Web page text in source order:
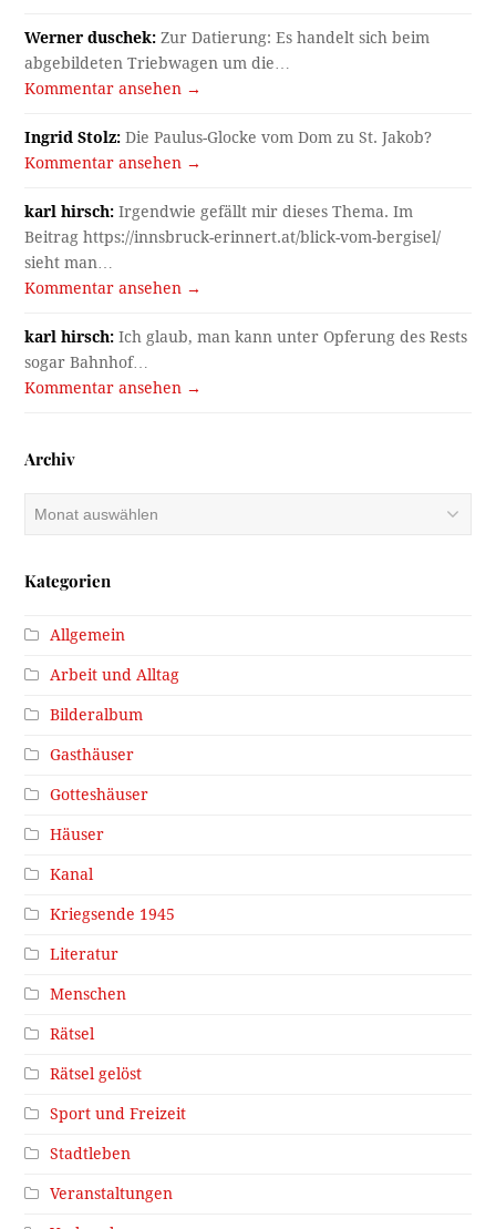
Werner duschek: Zur Datierung: Es handelt sich beim
abgebildeten Triebwagen um die…
Kommentar ansehen →
Ingrid Stolz: Die Paulus-Glocke vom Dom zu St. Jakob?
Kommentar ansehen →
karl hirsch: Irgendwie gefällt mir dieses Thema. Im
Beitrag https://innsbruck-erinnert.at/blick-vom-bergisel/
sieht man…
Kommentar ansehen →
karl hirsch: Ich glaub, man kann unter Opferung des Rests
sogar Bahnhof…
Kommentar ansehen →
Archiv
Archiv
Kategorien
Allgemein
Arbeit und Alltag
Bilderalbum
Gasthäuser
Gotteshäuser
Häuser
Kanal
Kriegsende 1945
Literatur
Menschen
Rätsel
Rätsel gelöst
Sport und Freizeit
Stadtleben
Veranstaltungen